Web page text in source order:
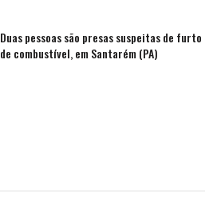
Duas pessoas são presas suspeitas de furto
de combustível, em Santarém (PA)